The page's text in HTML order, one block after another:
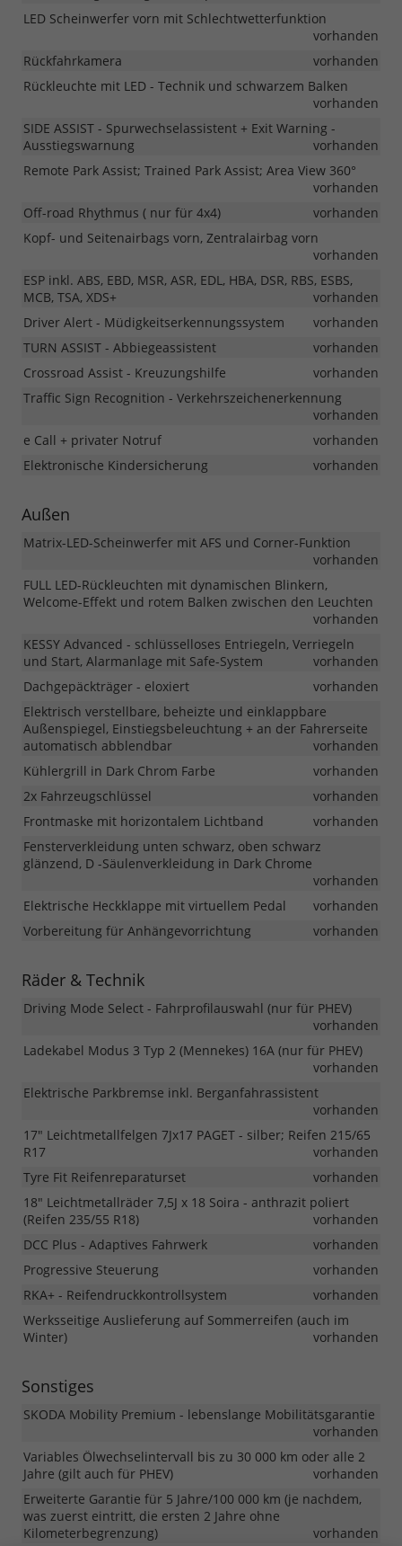
LED Scheinwerfer vorn mit Schlechtwetterfunktion
vorhanden
Rückfahrkamera
vorhanden
Rückleuchte mit LED - Technik und schwarzem Balken
vorhanden
SIDE ASSIST - Spurwechselassistent + Exit Warning -
Ausstiegswarnung
vorhanden
Remote Park Assist; Trained Park Assist; Area View 360°
vorhanden
Off-road Rhythmus ( nur für 4x4)
vorhanden
Kopf- und Seitenairbags vorn, Zentralairbag vorn
vorhanden
ESP inkl. ABS, EBD, MSR, ASR, EDL, HBA, DSR, RBS, ESBS,
MCB, TSA, XDS+
vorhanden
Driver Alert - Müdigkeitserkennungssystem
vorhanden
TURN ASSIST - Abbiegeassistent
vorhanden
Crossroad Assist - Kreuzungshilfe
vorhanden
Traffic Sign Recognition - Verkehrszeichenerkennung
vorhanden
e Call + privater Notruf
vorhanden
Elektronische Kindersicherung
vorhanden
Außen
Matrix-LED-Scheinwerfer mit AFS und Corner-Funktion
vorhanden
FULL LED-Rückleuchten mit dynamischen Blinkern,
Welcome-Effekt und rotem Balken zwischen den Leuchten
vorhanden
KESSY Advanced - schlüsselloses Entriegeln, Verriegeln
und Start, Alarmanlage mit Safe-System
vorhanden
Dachgepäckträger - eloxiert
vorhanden
Elektrisch verstellbare, beheizte und einklappbare
Außenspiegel, Einstiegsbeleuchtung + an der Fahrerseite
automatisch abblendbar
vorhanden
Kühlergrill in Dark Chrom Farbe
vorhanden
2x Fahrzeugschlüssel
vorhanden
Frontmaske mit horizontalem Lichtband
vorhanden
Fensterverkleidung unten schwarz, oben schwarz
glänzend, D -Säulenverkleidung in Dark Chrome
vorhanden
Elektrische Heckklappe mit virtuellem Pedal
vorhanden
Vorbereitung für Anhängevorrichtung
vorhanden
Räder & Technik
Driving Mode Select - Fahrprofilauswahl (nur für PHEV)
vorhanden
Ladekabel Modus 3 Typ 2 (Mennekes) 16A (nur für PHEV)
vorhanden
Elektrische Parkbremse inkl. Berganfahrassistent
vorhanden
17" Leichtmetallfelgen 7Jx17 PAGET - silber; Reifen 215/65
R17
vorhanden
Tyre Fit Reifenreparaturset
vorhanden
18" Leichtmetallräder 7,5J x 18 Soira - anthrazit poliert
(Reifen 235/55 R18)
vorhanden
DCC Plus - Adaptives Fahrwerk
vorhanden
Progressive Steuerung
vorhanden
RKA+ - Reifendruckkontrollsystem
vorhanden
Werksseitige Auslieferung auf Sommerreifen (auch im
Winter)
vorhanden
Sonstiges
SKODA Mobility Premium - lebenslange Mobilitätsgarantie
vorhanden
Variables Ölwechselintervall bis zu 30 000 km oder alle 2
Jahre (gilt auch für PHEV)
vorhanden
Erweiterte Garantie für 5 Jahre/100 000 km (je nachdem,
was zuerst eintritt, die ersten 2 Jahre ohne
Kilometerbegrenzung)
vorhanden